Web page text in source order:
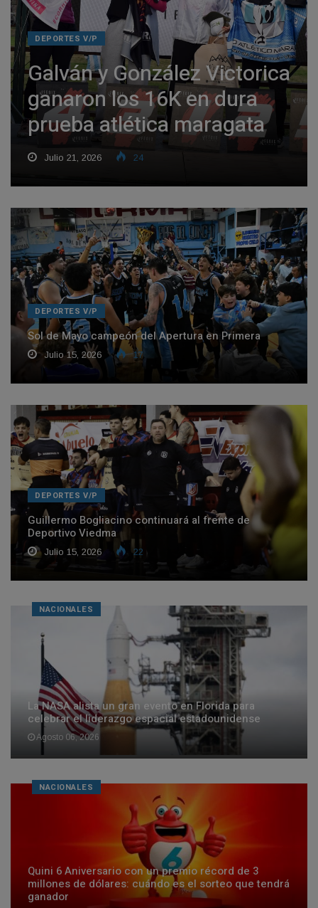
DEPORTES V/P
Galván y González Victorica
ganaron los 16K en dura
prueba atlética maragata
Julio 21, 2026 24
DEPORTES V/P
Sol de Mayo campeón del Apertura en Primera
Julio 15, 2026 17
DEPORTES V/P
Guillermo Bogliacino continuará al frente de
Deportivo Viedma
Julio 15, 2026 22
NACIONALES
La NASA alista un gran evento en Florida para
celebrar el liderazgo espacial estadounidense
Agosto 06, 2026
NACIONALES
Quini 6 Aniversario con un premio récord de 3
millones de dólares: cuándo es el sorteo que tendrá
ganador